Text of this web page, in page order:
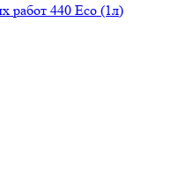
работ 440 Eco (1л)